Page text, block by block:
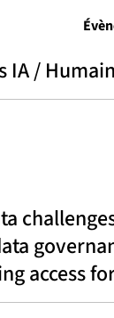
IA /
access